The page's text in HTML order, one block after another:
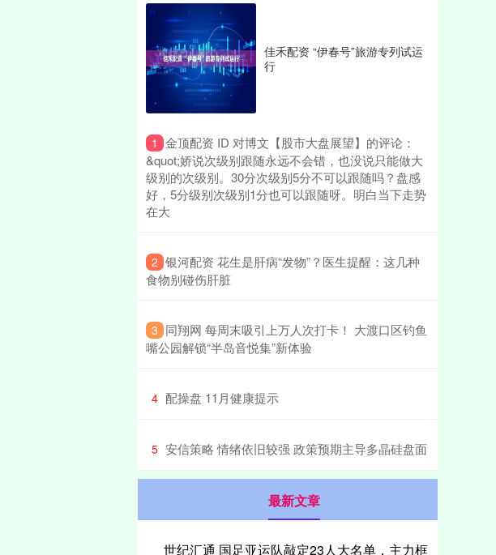
佳禾配资 “伊春号”旅游专列试运
行
1 ​金顶配资 ID 对博文【股市大盘展望】的评论：
&quot;娇说次级别跟随永远不会错，也没说只能做大
级别的次级别。30分次级别5分不可以跟随吗？盘感
好，5分级别次级别1分也可以跟随呀。明白当下走势
在大
2 ​银河配资 花生是肝病“发物”？医生提醒：这几种
食物别碰伤肝脏
3 ​同翔网 每周末吸引上万人次打卡！ 大渡口区钓鱼
嘴公园解锁“半岛音悦集”新体验
4 ​配操盘 11月健康提示
5 ​安信策略 情绪依旧较强 政策预期主导多晶硅盘面
最新文章
世纪汇通 国足亚运队敲定23人大名单，主力框